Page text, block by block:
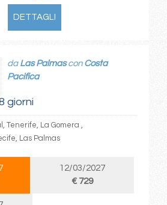
DETTAGLI
giorni
da Las Palmascon Costa
Pacifica
Tenerife, La Gomera ,
Las Palmas
12/03/2027
€ 729